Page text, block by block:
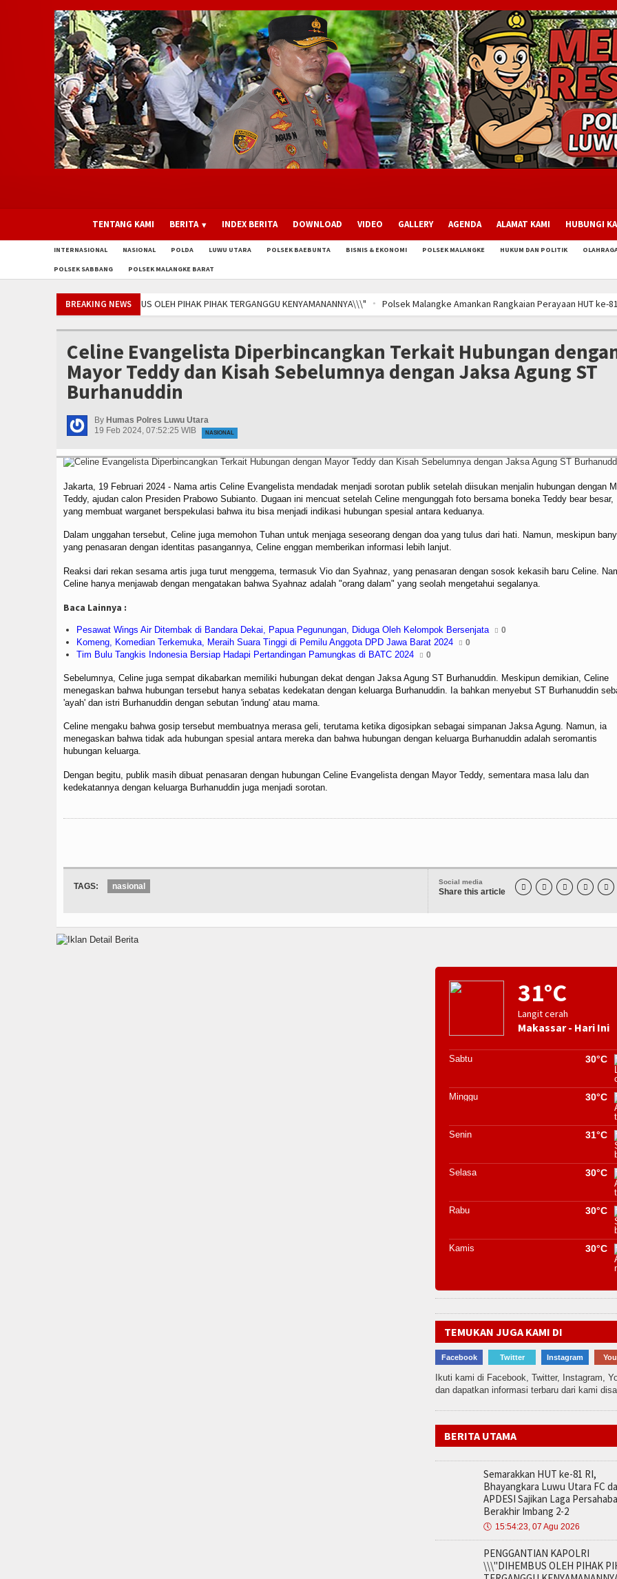
TENTANG KAMI BERITA INDEX BERITA DOWNLOAD VIDEO GALLERY AGENDA ALAMAT KAMI HUBUNGI
INTERNASIONAL NASIONAL POLDA LUWU UTARA POLSEK BAEBUNTA BISNIS & EKONOMI POLSEK MALANGKE HUKUM DAN POLITIK
POLSEK SABBANG POLSEK MALANGKE BARAT
BREAKING NEWS
TERGANGGU KENYAMANANNYA\\\"
Polsek Malangke Amankan Rangkaian Perayaan HUT ke-81 Kemerdekaan RI, Ribuan Warga Meriahkan Jalan
Sambut Kedatangan Taruna di Sekolah Rakyat Terintegrasi 68
Satlantas Polres Luwu Utara Latih 28 Polisi Cilik, Tanamkan Disiplin dan Jiwa
Jajaran Serta Lantik Karolog dan Kapolresta Gowa
Kurang dari 24 Jam, Tim URC Satreskrim Polres Luwu Utara Ringkus Tiga Pelaku
TERGANGGU KENYAMANANNYA\\\"
Polsek Malangke Amankan Rangkaian Perayaan HUT ke-81 Kemerdekaan RI, Ribuan Warga Meriahkan Jalan
Hentikan Penyelidikan Dugaan Perselingkuhan Oknum Anggota
Dukung Swasembada Pangan Nasional
Semarakkan HUT ke-81 RI, Bhayangkara Luwu Utara FC dan APDESI Sajikan Laga Persahabatan
Celine Evangelista Diperbincangkan Terkait Hubungan
Mayor Teddy dan Kisah Sebelumnya dengan Jaksa Agung ST
Burhanuddin
By Humas Polres Luwu Utara
19 Feb 2024, 07:52:25 WIB
NASIONAL
Jakarta, 19 Februari 2024 - Nama artis Celine Evangelista mendadak menjadi sorotan publik setelah diisukan menjalin hubungan dengan
Teddy, ajudan calon Presiden Prabowo Subianto. Dugaan ini mencuat setelah Celine mengunggah foto bersama boneka Teddy bear besar,
yang membuat warganet berspekulasi bahwa itu bisa menjadi indikasi hubungan spesial antara keduanya.
Dalam unggahan tersebut, Celine juga memohon Tuhan untuk menjaga seseorang dengan doa yang tulus dari hati. Namun, meskipun
yang penasaran dengan identitas pasangannya, Celine enggan memberikan informasi lebih lanjut.
Reaksi dari rekan sesama artis juga turut menggema, termasuk Vio dan Syahnaz, yang penasaran dengan sosok kekasih baru Celine.
Celine hanya menjawab dengan mengatakan bahwa Syahnaz adalah "orang dalam" yang seolah mengetahui segalanya.
Baca Lainnya :
Pesawat Wings Air Ditembak di Bandara Dekai, Papua Pegunungan, Diduga Oleh Kelompok Bersenjata 0
Komeng, Komedian Terkemuka, Meraih Suara Tinggi di Pemilu Anggota DPD Jawa Barat 2024 0
Tim Bulu Tangkis Indonesia Bersiap Hadapi Pertandingan Pamungkas di BATC 2024 0
Sebelumnya, Celine juga sempat dikabarkan memiliki hubungan dekat dengan Jaksa Agung ST Burhanuddin. Meskipun demikian, Celine
menegaskan bahwa hubungan tersebut hanya sebatas kedekatan dengan keluarga Burhanuddin. Ia bahkan menyebut ST Burhanuddin
'ayah' dan istri Burhanuddin dengan sebutan 'indung' atau mama.
Celine mengaku bahwa gosip tersebut membuatnya merasa geli, terutama ketika digosipkan sebagai simpanan Jaksa Agung. Namun, ia
menegaskan bahwa tidak ada hubungan spesial antara mereka dan bahwa hubungan dengan keluarga Burhanuddin adalah seromantis
hubungan keluarga.
Dengan begitu, publik masih dibuat penasaran dengan hubungan Celine Evangelista dengan Mayor Teddy, sementara masa lalu dan
kedekatannya dengan keluarga Burhanuddin juga menjadi sorotan.
Social media
Share this article     
TAGS: nasional
31°C
Langit cerah
Makassar - Hari Ini
Sabtu 30°C
Minggu 30°C
Senin 31°C
Selasa 30°C
Rabu 30°C
Kamis 30°C
TEMUKAN JUGA KAMI DI
Facebook Twitter Instagram
Ikuti kami di Facebook, Twitter, Instagram,
dan dapatkan informasi terbaru dari kami
BERITA UTAMA
Semarakkan HUT ke-81 RI,
Bhayangkara Luwu Utara FC
APDESI Sajikan Laga
Berakhir Imbang 2-2
🕔 15:54:23, 07 Agu 2026
PENGGANTIAN KAPOLRI
\\\"DIHEMBUS OLEH PIHAK